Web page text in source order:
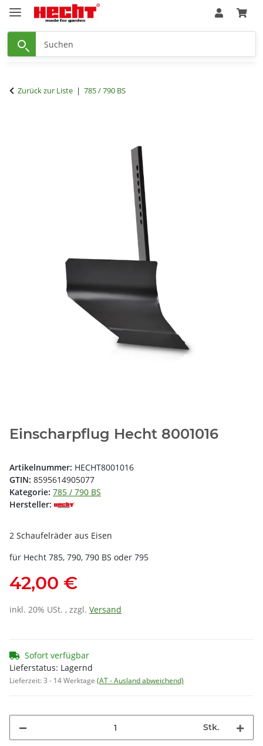
Zurück zur Liste 785 / 790 BS
Einscharpflug Hecht 8001016
Artikelnummer: HECHT8001016
GTIN: 8595614905077
Kategorie: 785 / 790 BS
Hersteller:
2 Schaufelräder aus Eisen
für Hecht 785, 790, 790 BS oder 795
42,00 €
inkl. 20% USt. , zzgl. Versand
Sofort verfügbar
Lieferstatus: Lagernd
Lieferzeit:3 - 14 Werktage (AT - Ausland abweichend)
Stk.